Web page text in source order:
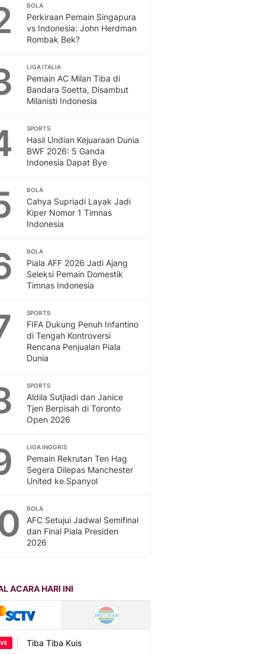
BOLA
Perkiraan Pemain Singapura
vs Indonesia: John Herdman
Rombak Bek?
LIGA ITALIA
Pemain AC Milan Tiba di
Bandara Soetta, Disambut
Milanisti Indonesia
SPORTS
Hasil Undian Kejuaraan Dunia
BWF 2026: 5 Ganda
Indonesia Dapat Bye
BOLA
Cahya Supriadi Layak Jadi
Kiper Nomor 1 Timnas
Indonesia
BOLA
Piala AFF 2026 Jadi Ajang
Seleksi Pemain Domestik
Timnas Indonesia
SPORTS
FIFA Dukung Penuh Infantino
di Tengah Kontroversi
Rencana Penjualan Piala
Dunia
SPORTS
Aldila Sutjiadi dan Janice
Tjen Berpisah di Toronto
Open 2026
LIGA INGGRIS
Pemain Rekrutan Ten Hag
Segera Dilepas Manchester
United ke Spanyol
BOLA
AFC Setujui Jadwal Semifinal
dan Final Piala Presiden
2026